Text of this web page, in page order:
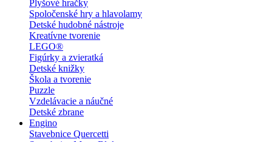
Plyšové hračky
Spoločenské hry a hlavolamy
Detské hudobné nástroje
Kreatívne tvorenie
LEGO®
Figúrky a zvieratká
Detské knižky
Škola a tvorenie
Puzzle
Vzdelávacie a náučné
Detské zbrane
Engino
Stavebnice Quercetti